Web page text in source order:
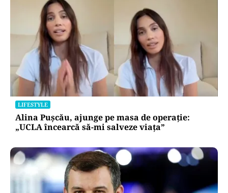
LIFESTYLE
Alina Pușcău, ajunge pe masa de operație:
„UCLA încearcă să-mi salveze viața”